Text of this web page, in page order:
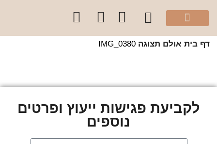
בית אולם תצוגה IMG_0380
לקביעת פגישות ייעוץ ופרטים
נוספים